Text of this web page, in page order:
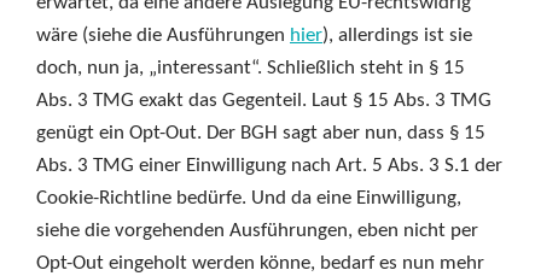
wäre (siehe die Ausführungen hier), allerdings ist sie
doch, nun ja, „interessant“. Schließlich steht in § 15
Abs. 3 TMG exakt das Gegenteil. Laut § 15 Abs. 3 TMG
genügt ein Opt-Out. Der BGH sagt aber nun, dass § 15
Abs. 3 TMG einer Einwilligung nach Art. 5 Abs. 3 S.1 der
Cookie-Richtline bedürfe. Und da eine Einwilligung,
siehe die vorgehenden Ausführungen, eben nicht per
Opt-Out eingeholt werden könne, bedarf es nun mehr